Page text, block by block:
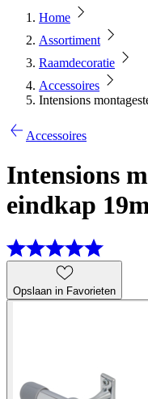
Home
Assortiment
Raamdecoratie
Accessoires
Intensions
Accessoires
Intensions
eindkap
Opslaan in Favorieten